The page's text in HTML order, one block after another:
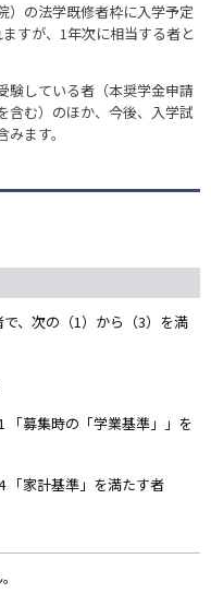
）の法学既修者枠に入学予定
すが、1年次に相当する者と
験している者（本奨学金申請
含む）のほか、今後、入学試
ます。
、次の（1）から（3）を満
「募集時の「学業基準」」を
「家計基準」を満たす者